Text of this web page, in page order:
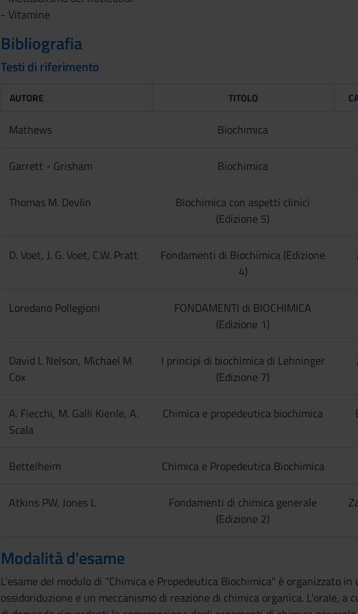
- Vitamine
Bibliografia
Testi di riferimento
AUTORE TITOLO
Mathews Biochimica
Garrett - Grisham Biochimica
Thomas M. Devlin
Biochimica con aspetti clinici
(Edizione 5)
D. Voet, J. G. Voet, C.W. Pratt
Fondamenti di Biochimica (Edizione
4)
Loredano Pollegioni
FONDAMENTI di BIOCHIMICA
(Edizione 1)
David L Nelson, Michael M
Cox
I principi di biochimica di Lehninger
(Edizione 7)
A. Fiecchi, M. Galli Kienle, A.
Scala
Chimica e propedeutica biochimica
Bettelheim Chimica e Propedeutica Biochimica
Atkins PW, Jones L
Fondamenti di chimica generale
(Edizione 2)
Modalità d'esame
L'esame del modulo di "Chimica e Propedeutica Biochimica" è organizzato
ossidoriduzione e un meccanismo di reazione di chimica organica. L'orale,